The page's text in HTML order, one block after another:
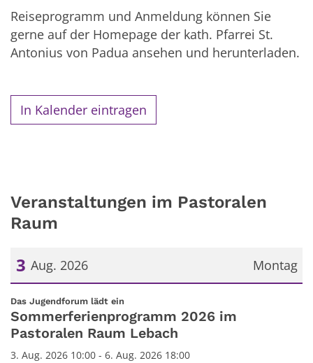
Reiseprogramm und Anmeldung können Sie
gerne auf der Homepage der kath. Pfarrei St.
Antonius von Padua ansehen und herunterladen.
In Kalender eintragen
Veranstaltungen im Pastoralen
Raum
Montag
3 Aug. 2026
Datum: 3. August 2026
Das Jugendforum lädt ein
Sommerferienprogramm 2026 im
Pastoralen Raum Lebach
3. Aug. 2026 10:00 - 6. Aug. 2026 18:00